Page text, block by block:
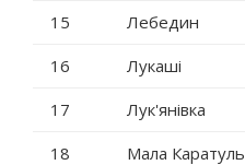
15
Лебедин
16
Лукаші
17
Лук'янівка
18
Мала Каратуль